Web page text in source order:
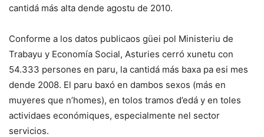
cantidá más alta dende agostu de 2010.
Conforme a los datos publicaos güei pol Ministeriu de
Trabayu y Economía Social, Asturies cerró xunetu con
54.333 persones en paru, la cantidá más baxa pa esi mes
dende 2008. El paru baxó en dambos sexos (más en
muyeres que n’homes), en tolos tramos d’edá y en toles
actividaes económiques, especialmente nel sector
servicios.